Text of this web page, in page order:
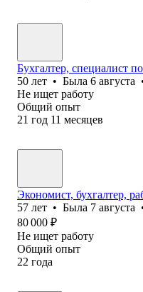
Бухгалтер, специалист
50 лет • Была 6 августа
Не ищет работу
Общий опыт
21 год 11 месяцев
Экономист, бухгалтер,
57 лет • Была 7 августа
80 000 ₽
Не ищет работу
Общий опыт
22 года